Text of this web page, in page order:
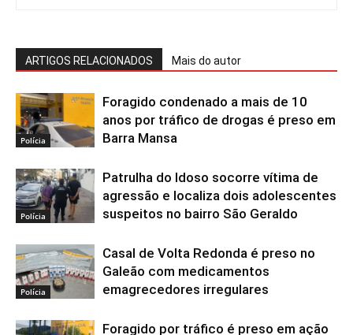
ARTIGOS RELACIONADOS Mais do autor
Polícia
Foragido condenado a mais de 10
anos por tráfico de drogas é preso em
Barra Mansa
Polícia
Patrulha do Idoso socorre vítima de
agressão e localiza dois adolescentes
suspeitos no bairro São Geraldo
Polícia
Casal de Volta Redonda é preso no
Galeão com medicamentos
emagrecedores irregulares
Foragido por tráfico é preso em ação